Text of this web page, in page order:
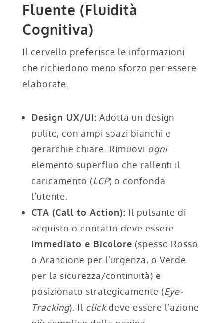
Fluente (Fluidità
Cognitiva)
Il cervello preferisce le informazioni
che richiedono meno sforzo per essere
elaborate.
Design UX/UI: Adotta un design
pulito, con ampi spazi bianchi e
gerarchie chiare. Rimuovi ogni
elemento superfluo che rallenti il
caricamento (LCP) o confonda
l’utente.
CTA (Call to Action): Il pulsante di
acquisto o contatto deve essere
Immediato e Bicolore (spesso Rosso
o Arancione per l’urgenza, o Verde
per la sicurezza/continuità) e
posizionato strategicamente (Eye-
Tracking). Il clickdeve essere l’azione